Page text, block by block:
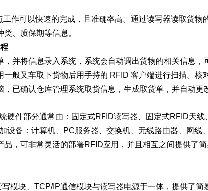
作可以快速的完成，且准确率高。通过读写器读取货物
、质保期等信息。
，并将信息录入系统，系统会自动调出货物的相关信息
般叉车取下货物后用手持的 RFID 客户端进行扫描。核
已确认仓库管理系统取货信息，生成取货单，并自动更
硬件部分通常由：固定式RFID读写器、固定式RFID天
设备：计算机、PC服务器、交换机、无线路由器、网线
品，可非常灵活的部署RFID应用，并且相互之间提供了
模块、TCP/IP通信模块与读写器电源于一体，提供了